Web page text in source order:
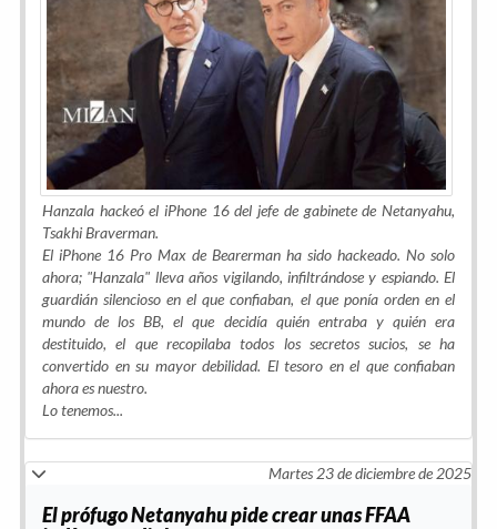
Hanzala hackeó el iPhone 16 del jefe de gabinete de Netanyahu,
Tsakhi Braverman.
El iPhone 16 Pro Max de Bearerman ha sido hackeado. No solo
ahora; "Hanzala" lleva años vigilando, infiltrándose y espiando. El
guardián silencioso en el que confiaban, el que ponía orden en el
mundo de los BB, el que decidía quién entraba y quién era
destituido, el que recopilaba todos los secretos sucios, se ha
convertido en su mayor debilidad. El tesoro en el que confiaban
ahora es nuestro.
Lo tenemos...
Martes 23 de diciembre de 2025
El prófugo Netanyahu pide crear unas FFAA